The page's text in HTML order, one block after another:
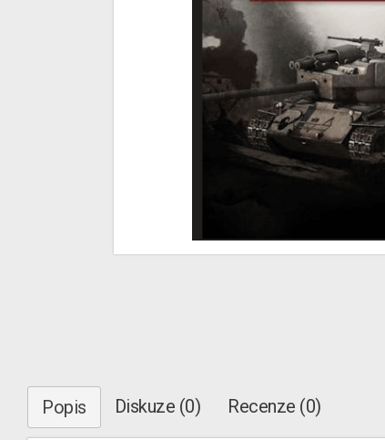
Popis Diskuze (0) Recenze (0)